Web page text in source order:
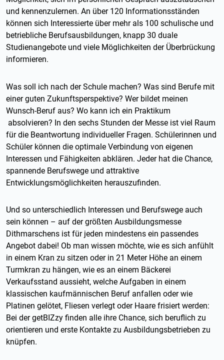
und kennenzulernen. An über 120 Informationsständen
können sich Interessierte über mehr als 100 schulische und
betriebliche Berufsausbildungen, knapp 30 duale
Studienangebote und viele Möglichkeiten der Überbrückung
informieren.
Was soll ich nach der Schule machen? Was sind Berufe mit
einer guten Zukunftsperspektive? Wer bildet meinen
Wunsch-Beruf aus? Wo kann ich ein Praktikum
absolvieren? In den sechs Stunden der Messe ist viel Raum
für die Beantwortung individueller Fragen. Schülerinnen und
Schüler können die optimale Verbindung von eigenen
Interessen und Fähigkeiten abklären. Jeder hat die Chance,
spannende Berufswege und attraktive
Entwicklungsmöglichkeiten herauszufinden.
Und so unterschiedlich Interessen und Berufswege auch
sein können – auf der größten Ausbildungsmesse
Dithmarschens ist für jeden mindestens ein passendes
Angebot dabei! Ob man wissen möchte, wie es sich anfühlt
in einem Kran zu sitzen oder in 21 Meter Höhe an einem
Turmkran zu hängen, wie es an einem Bäckerei
Verkaufsstand aussieht, welche Aufgaben in einem
klassischen kaufmännischen Beruf anfallen oder wie
Platinen gelötet, Fliesen verlegt oder Haare frisiert werden:
Bei der getBIZzy finden alle ihre Chance, sich beruflich zu
orientieren und erste Kontakte zu Ausbildungsbetrieben zu
knüpfen.